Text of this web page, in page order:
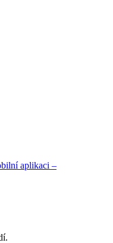
aplikaci –